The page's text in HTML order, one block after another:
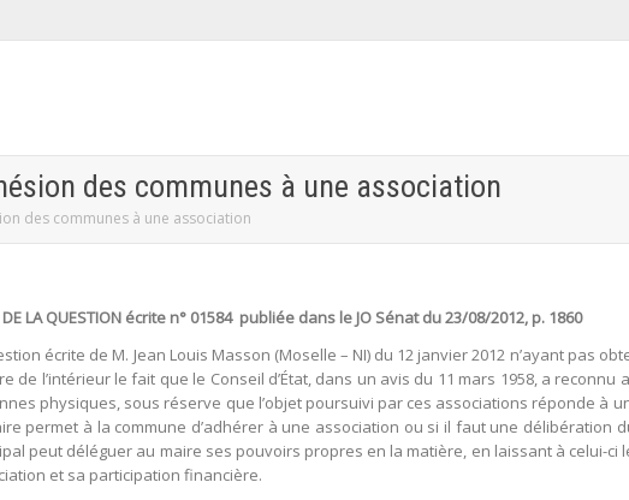
des communes à une association
des communes à une association
DE LA QUESTION écrite n° 01584 publiée dans le JO Sénat du 23/08/2012, p. 1860
écrite de M. Jean Louis Masson (Moselle – NI) du 12 janvier 2012 n’ayant pas
de l’intérieur le fait que le Conseil d’État, dans un avis du 11 mars 1958, a
physiques, sous réserve que l’objet poursuivi par ces associations réponde à
permet à la commune d’adhérer à une association ou si il faut une délibération
peut déléguer au maire ses pouvoirs propres en la matière, en laissant à celui-
et sa participation financière.